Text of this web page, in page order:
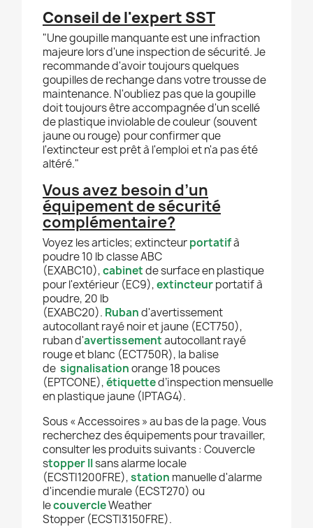
Conseil de l'expert SST
"Une goupille manquante est une infraction
majeure lors d'une inspection de sécurité. Je
recommande d'avoir toujours quelques
goupilles de rechange dans votre trousse de
maintenance. N'oubliez pas que la goupille
doit toujours être accompagnée d'un scellé
de plastique inviolable de couleur (souvent
jaune ou rouge) pour confirmer que
l'extincteur est prêt à l'emploi et n'a pas été
altéré."
Vous avez besoin d’un
équipement de sécurité
complémentaire?
Voyez les articles; extincteurportatifà
poudre 10 lb classe ABC
(EXABC10),cabinetde surface en plastique
pour l'extérieur (EC9),extincteurportatif à
poudre, 20 lb
(EXABC20). Ruband'avertissement
autocollant rayé noir et jaune (ECT750),
ruban d'avertissementautocollant rayé
rouge et blanc (ECT750R), la balise
de signalisationorange 18 pouces
(EPTCONE),étiquetted’inspection mensuelle
en plastique jaune (IPTAG4).
Sous « Accessoires » au bas de la page. Vous
recherchez des équipements pour travailler,
consulter les produits suivants : Couvercle
stopper IIsans alarme locale
(ECSTI1200FRE),station manuelle d'alarme
d'incendie murale (ECST270) ou
lecouvercleWeather
Stopper (ECSTI3150FRE).